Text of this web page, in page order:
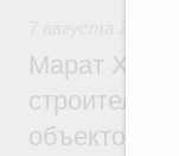
Марат
объектов